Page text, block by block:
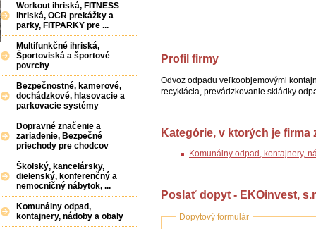
Profil firmy
Odvoz odpadu veľkoobjemovými
recyklácia, prevádzkovanie skládky
Kategórie, v ktorých je firma
Komunálny odpad, kontajnery,
Poslať dopyt - EKOinvest,
Dopytový formulár
Workout ihriská, FITNESS
ihriská, OCR prekážky a
parky, FITPARKY pre ...
Multifunkčné ihriská,
Športoviská a športové
povrchy
Bezpečnostné, kamerové,
dochádzkové, hlasovacie a
parkovacie systémy
Dopravné značenie a
zariadenie, Bezpečné
priechody pre chodcov
Školský, kancelársky,
dielenský, konferenčný a
nemocničný nábytok, ...
Komunálny odpad,
kontajnery, nádoby a obaly